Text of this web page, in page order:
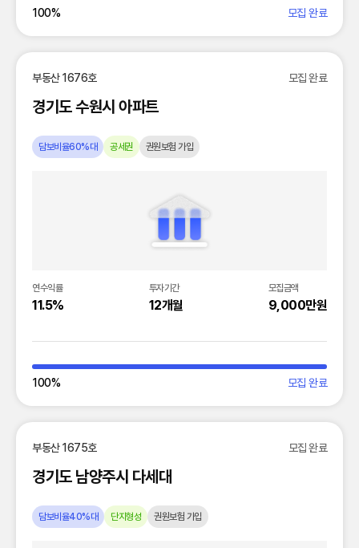
100% 모집 완료
부동산 1676호 모집 완료
경기도 수원시 아파트
담보비율60%대 공세권 권원보험 가입
연수익률
11.5%
투자기간
12개월
모집금액
9,000만원
100% 모집 완료
부동산 1675호 모집 완료
경기도 남양주시 다세대
담보비율40%대 단지형성 권원보험 가입